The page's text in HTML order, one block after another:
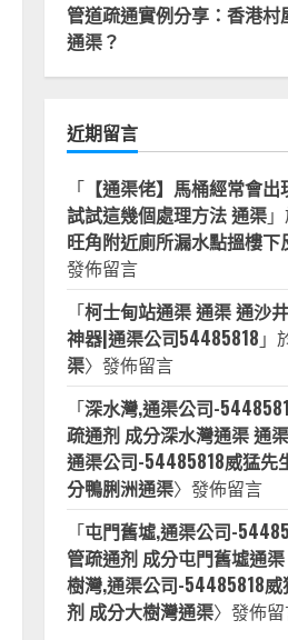
管道疏通實例分享：香港村
通渠？
近期留言
「【通渠佬】馬桶經常會出
試試這幾個處理方法 通渠
旺角附近廁所漏水點搵樓下
發佈留言
「柯士甸站通渠 通渠 通沙
神器|通渠公司54485818 」
渠〉發佈留言
「深水灣,通渠公司-
疏通剂 成分深水灣通渠 通渠
通渠公司-54485818威猛先
分鴨脷洲通渠〉發佈留言
「屯門舊墟,通渠公司-
管疏通剂 成分屯門舊墟通
樹灣,通渠公司-54485818
剂 成分大樹灣通渠〉發佈